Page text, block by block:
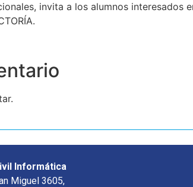
invita a los alumnos interesados
Informática
Miguel 3605,